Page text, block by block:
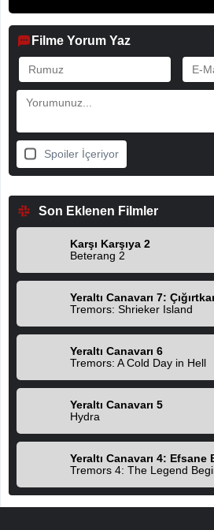
Filme Yorum Yaz
Spoiler İçeriyor
Son Eklenen Filmler
Karşı Karşıya 2
Beterang 2
Yeraltı Canavarı 7:
Tremors: Shrieker Island
Yeraltı Canavarı 6
Tremors: A Cold Day in Hell
Yeraltı Canavarı 5
Hydra
Yeraltı Canavarı 4: Efsane
Tremors 4: The Legend